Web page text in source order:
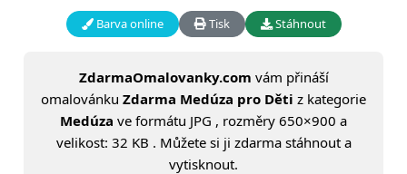
Barva online Tisk Stáhnout
ZdarmaOmalovanky.com vám přináší
omalovánku Zdarma Medúza pro Děti z kategorie
Medúza ve formátu JPG , rozměry 650×900 a
velikost: 32 KB . Můžete si ji zdarma stáhnout a
vytisknout.